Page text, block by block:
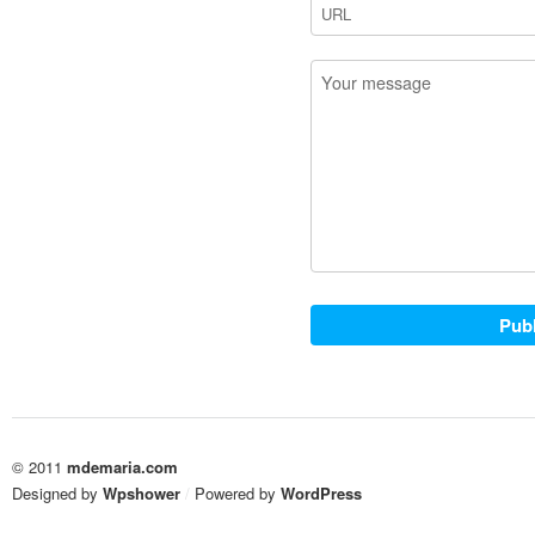
© 2011 mdemaria.com
Designed by Wpshower / Powered by WordPress